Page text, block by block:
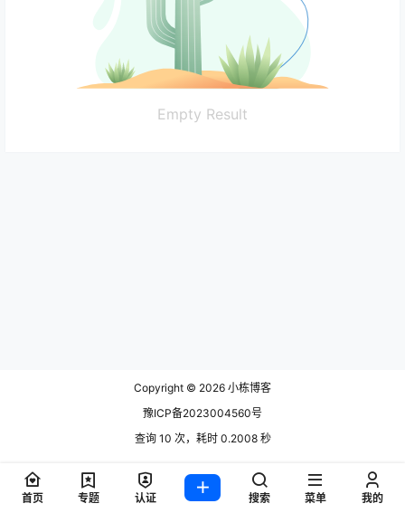
Empty Result
Copyright © 2026 小栋博客
豫ICP备2023004560号
查询 10 次，耗时 0.2008 秒
首页 专题 认证 搜索 菜单 我的